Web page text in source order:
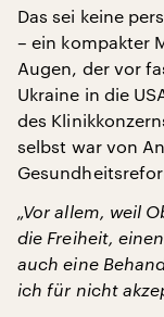
Das sei keine
– ein kompakter
Augen, der vor
Ukraine in die
des
selbst war von
„Vor allem, weil
die Freiheit,
auch eine
ich für nicht